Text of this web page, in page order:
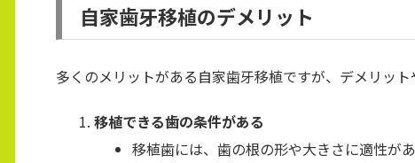
自家歯牙移植のデメリット
多くのメリットがある自家歯牙移植ですが、デメリット
移植できる歯の条件がある
移植歯には、歯の根の形や大きさに適性が